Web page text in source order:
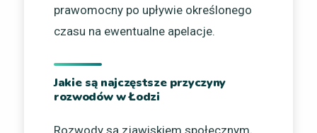
prawomocny po upływie określonego
czasu na ewentualne apelacje.
Jakie są najczęstsze przyczyny
rozwodów w Łodzi
Rozwody są zjawiskiem społecznym,